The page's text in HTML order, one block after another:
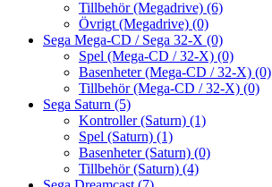
Tillbehör (Megadrive) (6)
Övrigt (Megadrive) (0)
Sega Mega-CD / Sega 32-X (0)
Spel (Mega-CD / 32-X) (0)
Basenheter (Mega-CD / 32-X) (0)
Tillbehör (Mega-CD / 32-X) (0)
Sega Saturn (5)
Kontroller (Saturn) (1)
Spel (Saturn) (1)
Basenheter (Saturn) (0)
Tillbehör (Saturn) (4)